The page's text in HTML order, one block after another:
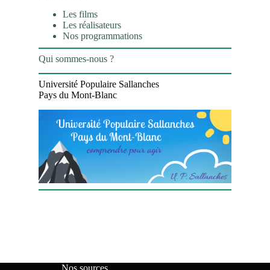
Les films
Les réalisateurs
Nos programmations
Qui sommes-nous ?
Université Populaire Sallanches
Pays du Mont-Blanc
Nos sources